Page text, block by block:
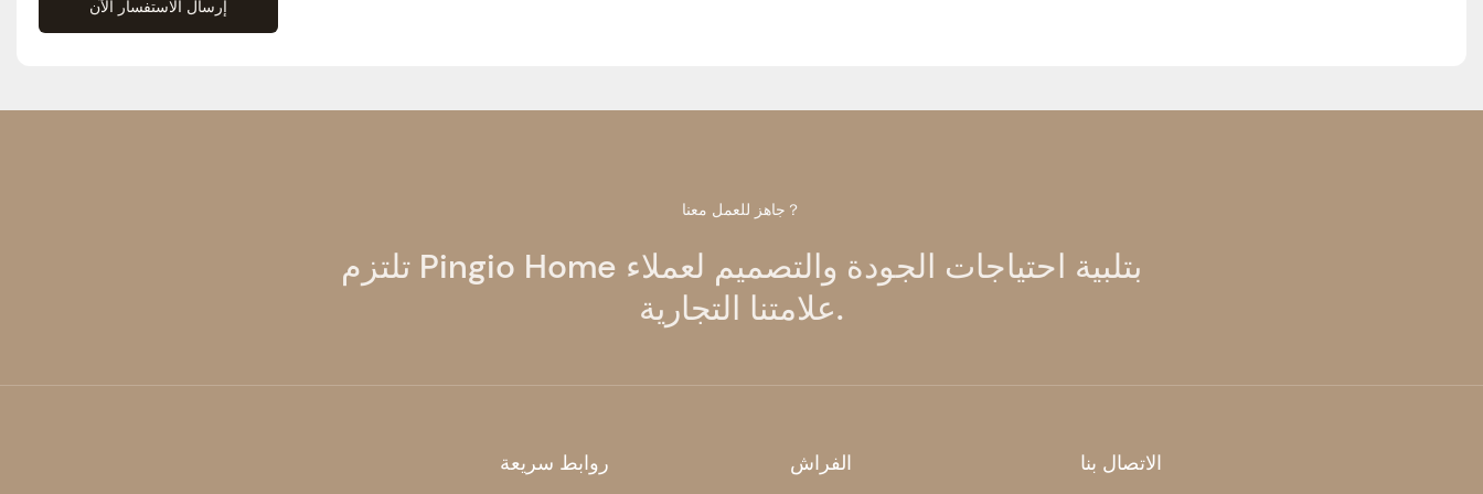
إرسال الاستفسار الآن
جاهز للعمل معنا？
تلتزم Pingio Home بتلبية احتياجات الجودة والتصميم لعملاء
علامتنا التجارية.
روابط سريعة الفراش الاتصال بنا